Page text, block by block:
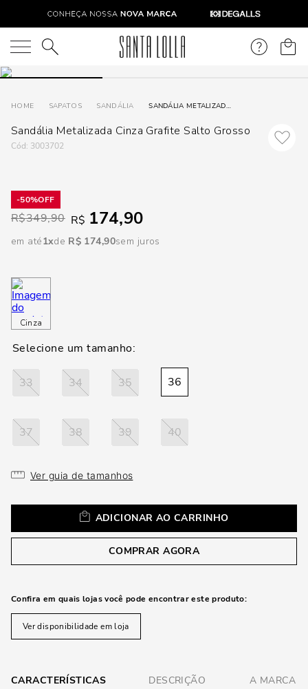
O que você está procurando?
SAPATOS SANDÁLIA SANDÁLIA METALIZADA CINZA GRAFITE SALTO GROSSO
Sandália Metalizada Cinza Grafite Salto Grosso
: 3003702
50%
R$349,90 R$ 174,90
em até1 R$ 174,90sem juros
Cinza
33 34 35 36
37 38 39 40
Ver guia de tamanhos
ADICIONAR AO CARRINHO
COMPRAR AGORA
Confira em quais lojas você pode encontrar este produto:
Ver disponibilidade em loja
CARACTERÍSTICAS DESCRIÇÃO A MARCA